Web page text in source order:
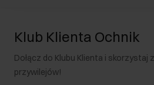
Klub Klienta Ochnik
Dołącz do Klubu Klienta i
przywilejów!